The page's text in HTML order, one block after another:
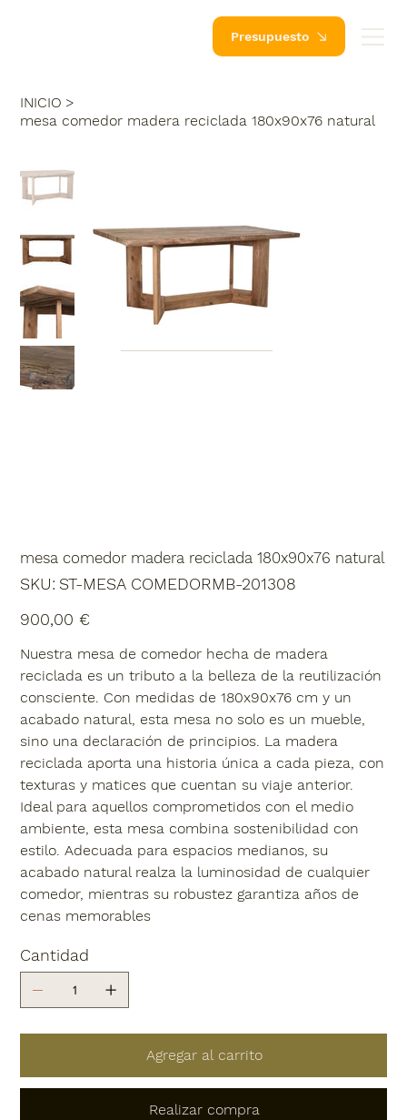
Presupuesto
INICIO >
mesa comedor madera reciclada 180x90x76 natural
mesa comedor madera reciclada 180x90x76 natural
SKU: SKU
ST-
201308
ST-MESA COMEDORMB-201308
900,00 €
Nuestra mesa de comedor hecha de madera
reciclada es un tributo a la belleza de la reutilización
consciente. Con medidas de 180x90x76 cm y un
acabado natural, esta mesa no solo es un mueble,
sino una declaración de principios. La madera
reciclada aporta una historia única a cada pieza, con
texturas y matices que cuentan su viaje anterior.
Ideal para aquellos comprometidos con el medio
ambiente, esta mesa combina sostenibilidad con
estilo. Adecuada para espacios medianos, su
acabado natural realza la luminosidad de cualquier
comedor, mientras su robustez garantiza años de
cenas memorables
Cantidad
Agregar al carrito
Realizar compra